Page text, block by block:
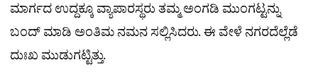
ಮಾರ್ಗದ ಉದ್ದಕ್ಕೂ ವ್ಯಾಪಾರಸ್ಥರು ತಮ್ಮ ಅಂಗಡಿ ಮುಂಗಟ್ಟನ್ನು
ಬಂದ್​ ಮಾಡಿ ಅಂತಿಮ ನಮನ ಸಲ್ಲಿಸಿದರು. ಈ ವೇಳೆ ನಗರದೆಲ್ಲೆಡೆ
ದುಃಖ ಮುಡುಗಟ್ಟಿತ್ತು.